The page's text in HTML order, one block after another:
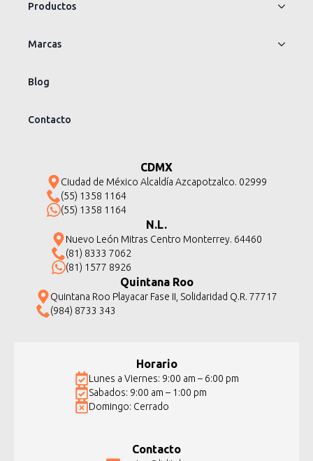
Productos
Marcas
Blog
Contacto
CDMX
Ciudad de México Alcaldía Azcapotzalco. 02999
(55) 1358 1164
(55) 1358 1164
N.L.
Nuevo León Mitras Centro Monterrey. 64460
(81) 8333 7062
(81) 1577 8926
Quintana Roo
Quintana Roo Playacar Fase II, Solidaridad Q.R. 77717
(984) 8733 343
Horario
Lunes a Viernes: 9:00 am – 6:00 pm
Sabados: 9:00 am – 1:00 pm
Domingo: Cerrado
Contacto